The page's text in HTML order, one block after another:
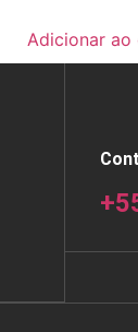
Adicionar ao